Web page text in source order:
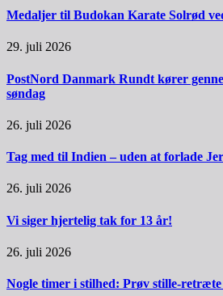
Medaljer til Budokan Karate Solrød
29. juli 2026
PostNord Danmark Rundt kører
søndag
26. juli 2026
Tag med til Indien – uden at forlade
26. juli 2026
Vi siger hjertelig tak for 13 år!
26. juli 2026
Nogle timer i stilhed: Prøv stille-